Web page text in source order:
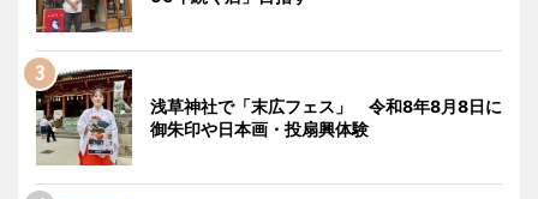
浅草神社で「末広フェス」 令和8年8月8日に
御朱印や日本画・投扇興体験